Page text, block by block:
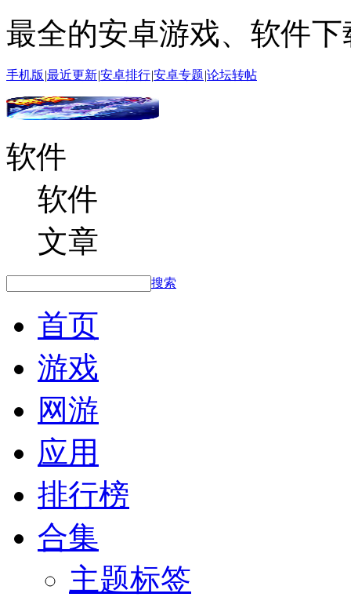
最全的安卓游戏、软件下
手机版 |最近更新|安卓排行|安卓专题|论坛转帖
软件
软件
文章
搜索
首页
游戏
网游
应用
排行榜
合集
主题标签